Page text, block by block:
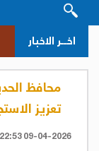
اخــر الاخبار
محافظ
تعزيز
09-04-2026 18:22:53-